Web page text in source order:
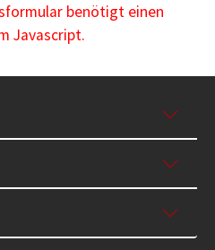
benötigt einen
Javascript.